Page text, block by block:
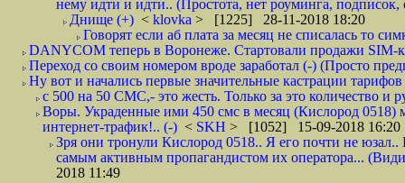
нему идти и идти.. (Простота, нет роуминга,
Днище (+) < klovka > [1225] 28-11-2018 18:20
Говорят если аб плата за месяц не списалась то
DANYCOM теперь в Воронеже. Стартовали продажи SIM-
Переход со своим номером вроде заработал (-) (Просто
Ну вот и начались первые значительные кастрации
с 500 на 50 СМС,- это жесть. Только за это количество и
Воры. Украденные ими 450 смс в месяц (Кислород 0518)
интернет-трафик!.. (-) < SKH > [1052] 15-09-2018 16:20
Зря они тронули Кислород 0518.. Я его почти не
самым активным пропагандистом их оператора...
2018 11:49